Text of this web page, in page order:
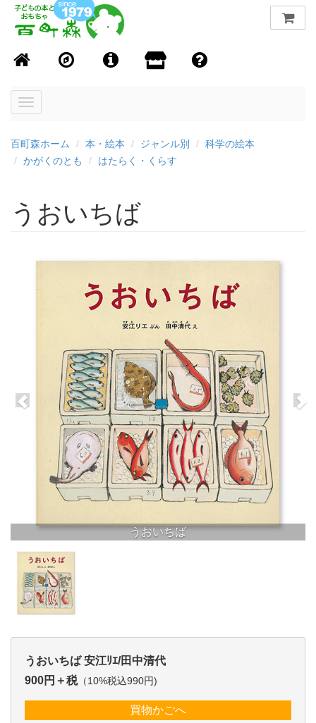
Toggle
百町森ホーム 本・絵本 ジャンル別
科学の絵本
かがくのとも
はたらく・くらす
うおいちば
うおいちば
うおいちば 安江ﾘｴ/田中清代
900円＋税（10%税込990円)
買物かごへ